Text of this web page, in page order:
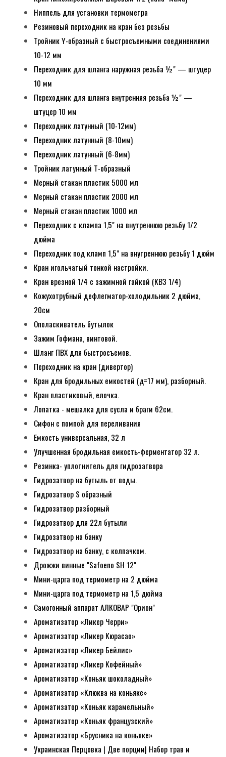
Ниппель для установки термометра
Резиновый переходник на кран без резьбы
Тройник Y-образный с быстросъемными соединениями
10-12 мм
Переходник для шланга наружная резьба ½" — штуцер
10 мм
Переходник для шланга внутренняя резьба ½" —
штуцер 10 мм
Переходник латунный (10-12мм)
Переходник латунный (8-10мм)
Переходник латунный (6-8мм)
Тройник латунный Т-образный
Мерный стакан пластик 5000 мл
Мерный стакан пластик 2000 мл
Мерный стакан пластик 1000 мл
Переходник с клампа 1,5" на внутреннюю резьбу 1/2
дюйма
Переходник под кламп 1,5" на внутреннюю резьбу 1 дюйм
Кран игольчатый тонкой настройки.
Кран врезной 1/4 с зажимной гайкой (КВЗ 1/4)
Кожухотрубный дефлегматор-холодильник 2 дюйма,
20см
Ополаскиватель бутылок
Зажим Гофмана, винтовой.
Шланг ПВХ для быстросъемов.
Переходник на кран (дивертор)
Кран для бродильных емкостей (д=17 мм), разборный.
Кран пластиковый, елочка.
Лопатка - мешалка для сусла и браги 62см.
Сифон с помпой для переливания
Емкость универсальная, 32 л
Улучшенная бродильная емкость-ферментатор 32 л.
Резинка- уплотнитель для гидрозатвора
Гидрозатвор на бутыль от воды.
Гидрозатвор S образный
Гидрозатвор разборный
Гидрозатвор для 22л бутыли
Гидрозатвор на банку
Гидрозатвор на банку, с колпачком.
Дрожжи винные "Safoeno SH 12"
Мини-царга под термометр на 2 дюйма
Мини-царга под термометр на 1,5 дюйма
Самогонный аппарат АЛКОВАР "Орион"
Ароматизатор «Ликер Черри»
Ароматизатор «Ликер Кюрасао»
Ароматизатор «Ликер Бейлис»
Ароматизатор «Ликер Кофейный»
Ароматизатор «Коньяк шоколадный»
Ароматизатор «Клюква на коньяке»
Ароматизатор «Коньяк карамельный»
Ароматизатор «Коньяк французский»
Ароматизатор «Брусника на коньяке»
Украинская Перцовка | Две порции| Набор трав и